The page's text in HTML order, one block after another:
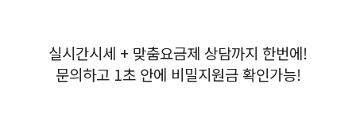
실시간시세 + 맞춤요금제 상담까지 한번에!
문의하고 1초 안에 비밀지원금 확인가능!